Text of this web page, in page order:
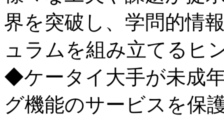
界を突破し、学問的情
ュラムを組み立てるヒ
◆ケータイ大手が未成
グ機能のサービスを保